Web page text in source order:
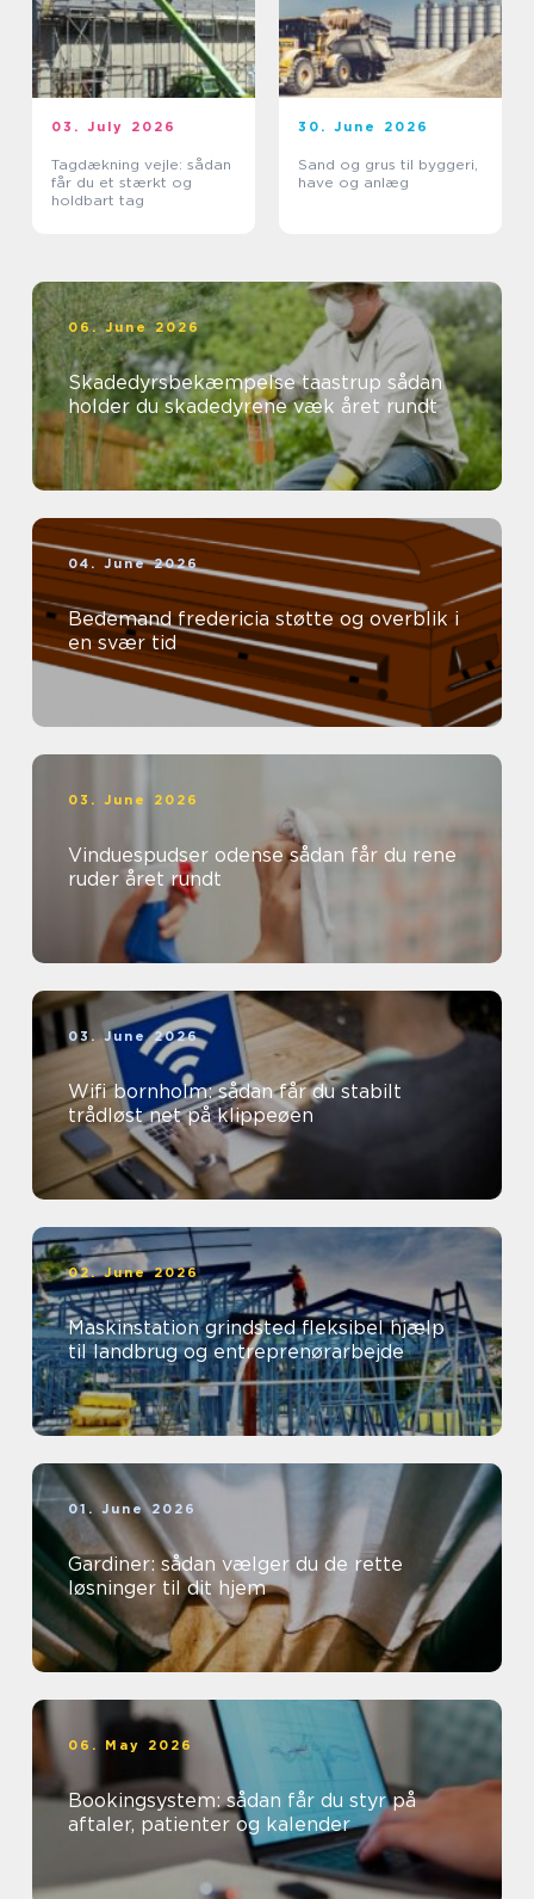
03. July 2026
Tagdækning vejle: sådan
får du et stærkt og
holdbart tag
30. June 2026
Sand og grus til byggeri,
have og anlæg
06. June 2026
Skadedyrsbekæmpelse taastrup sådan
holder du skadedyrene væk året rundt
04. June 2026
Bedemand fredericia støtte og overblik i
en svær tid
03. June 2026
Vinduespudser odense sådan får du rene
ruder året rundt
03. June 2026
Wifi bornholm: sådan får du stabilt
trådløst net på klippeøen
02. June 2026
Maskinstation grindsted fleksibel hjælp
til landbrug og entreprenørarbejde
01. June 2026
Gardiner: sådan vælger du de rette
løsninger til dit hjem
06. May 2026
Bookingsystem: sådan får du styr på
aftaler, patienter og kalender